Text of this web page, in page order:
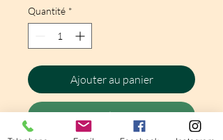
Quantité *
Ajouter au panier
Commander et payer